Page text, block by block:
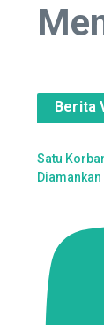
Berita
Satu